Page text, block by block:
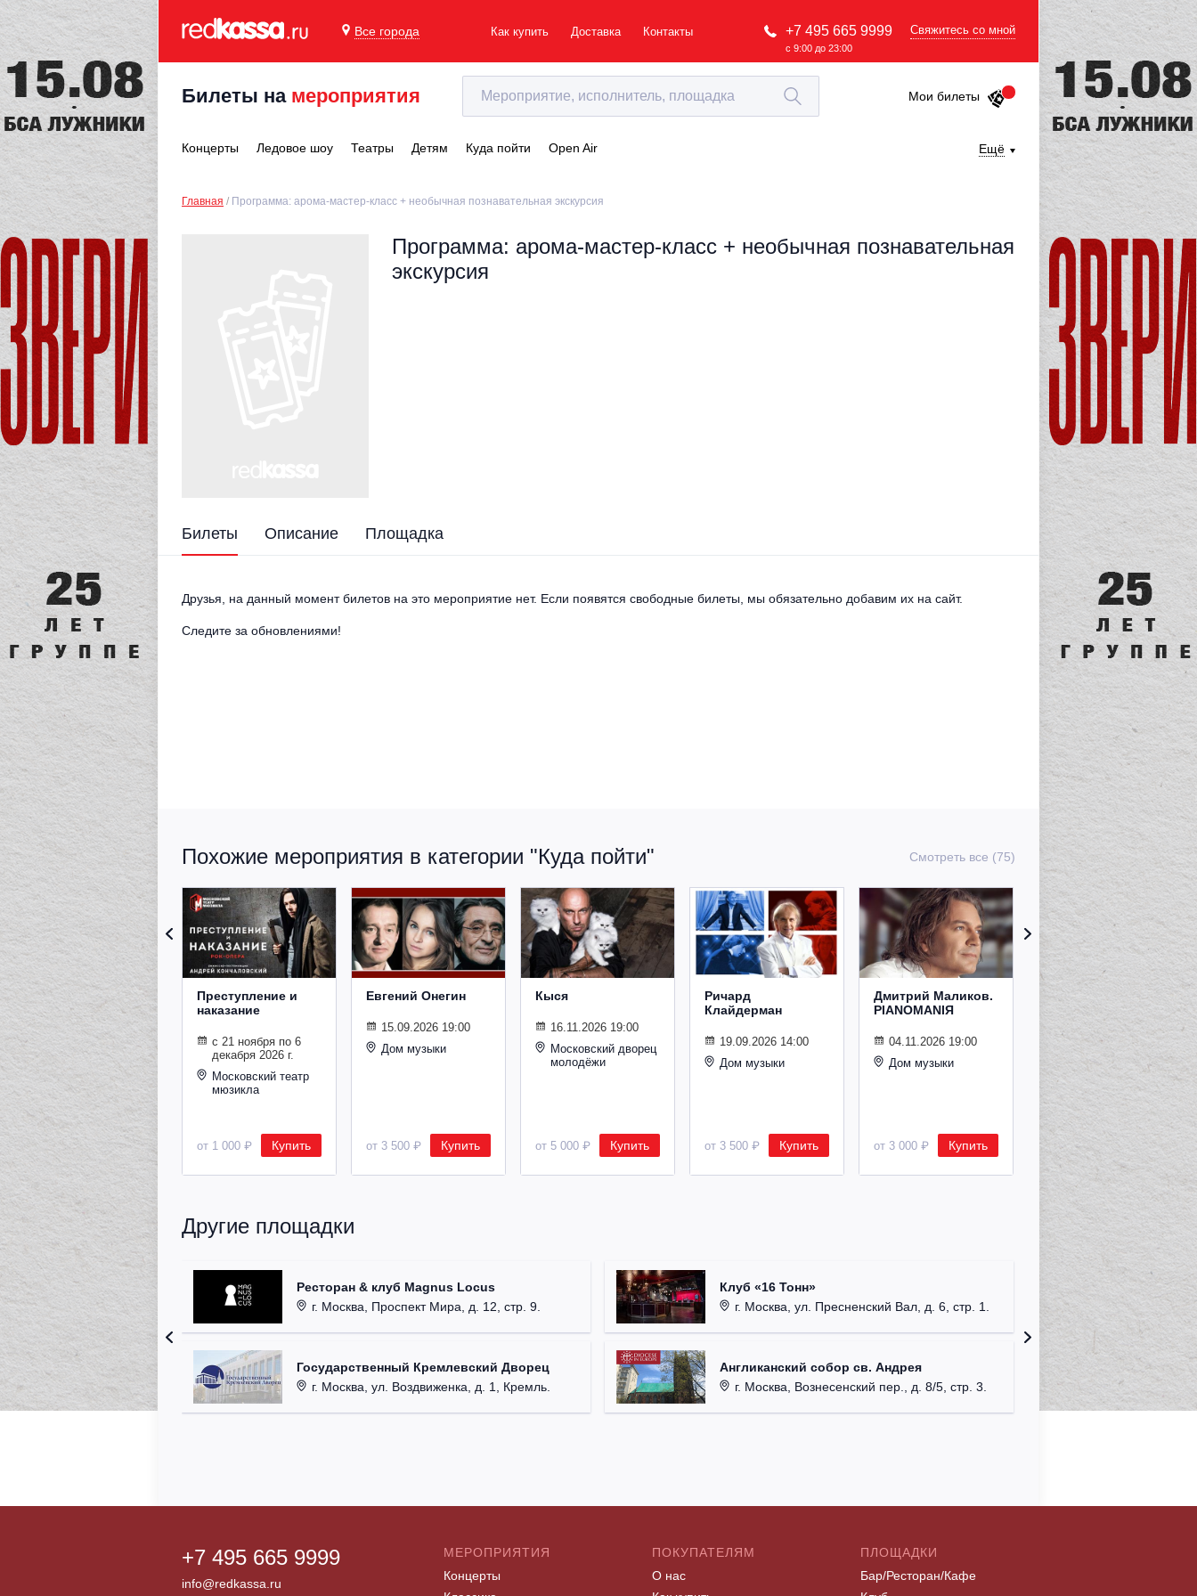
Все города Как купить Доставка Контакты +7 495 665 9999
с 9:00 до 23:00
Свяжитесь со мной
Билеты на мероприятия Мои билеты
Концерты Ледовое шоу Театры Детям Куда пойти Open Air Ещё
Главная Программа: арома-мастер-класс + необычная познавательная экскурсия
Программа: арома-мастер-класс + необычная познавательная
экскурсия
Билеты Описание Площадка
Друзья, на данный момент билетов на это мероприятие нет. Если появятся свободные билеты, мы обязательно добавим их на сайт.
Следите за обновлениями!
Похожие мероприятия в категории "Куда пойти" Смотреть все (75)
Преступление и
наказание
с 21 ноября по 6
декабря 2026 г.
Московский театр
мюзикла
от 1 000 ₽ Купить
Евгений Онегин
15.09.2026 19:00
Дом музыки
от 3 500 ₽ Купить
Кыся
16.11.2026 19:00
Московский дворец
молодёжи
от 5 000 ₽ Купить
Ричард
Клайдерман
19.09.2026 14:00
Дом музыки
от 3 500 ₽ Купить
Дмитрий Маликов.
PIANOMANIЯ
04.11.2026 19:00
Дом музыки
от 3 000 ₽ Купить
Рождественский
концерт
Владимира
Спивакова
24.12.2026 19:00
Дом музыки
от 8 500 ₽ Купить
Другие площадки
Ресторан & клуб Magnus Locus
г. Москва, Проспект Мира, д. 12, стр. 9.
Государственный Кремлевский Дворец
г. Москва, ул. Воздвиженка, д. 1, Кремль.
Клуб «16 Тонн»
г. Москва, ул. Пресненский Вал, д. 6, стр. 1.
Англиканский собор св. Андрея
г. Москва, Вознесенский пер., д. 8/5, стр. 3.
Римско-
г.
Храм
г.
+7 495 665 9999
info@redkassa.ru
МЕРОПРИЯТИЯ
Концерты
ПОКУПАТЕЛЯМ
О нас
ПЛОЩАДКИ
Бар/Ресторан/Кафе